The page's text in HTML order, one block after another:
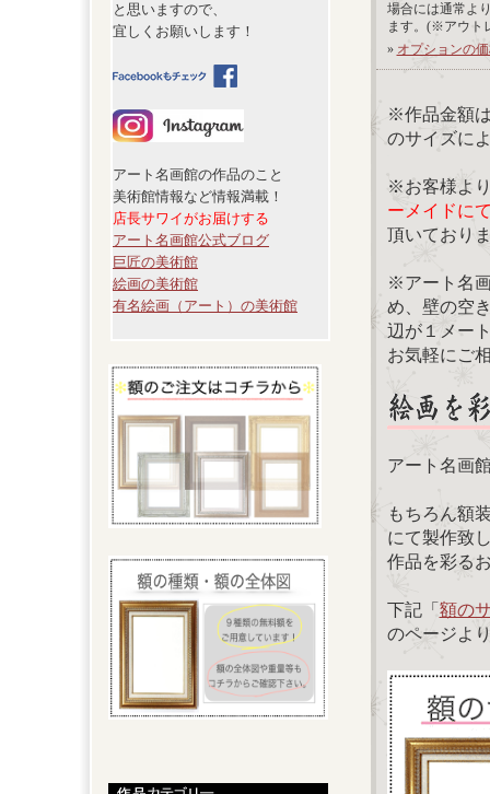
と思いますので、
宜しくお願いします！
アート名画館の作品のこと
美術館情報など情報満載！
店長サワイがお届けする
アート名画館公式ブログ
巨匠の美術館
絵画の美術館
有名絵画（アート）の美術館
場合には通常よ
ます。(※アウト
» オプションの
※作品金額
のサイズに
※お客様よ
ーメイドに
頂いており
※アート名
め、壁の空
辺が１メー
お気軽にご
アート名画
もちろん額
にて製作致
作品を彩る
下記「額の
のページよ